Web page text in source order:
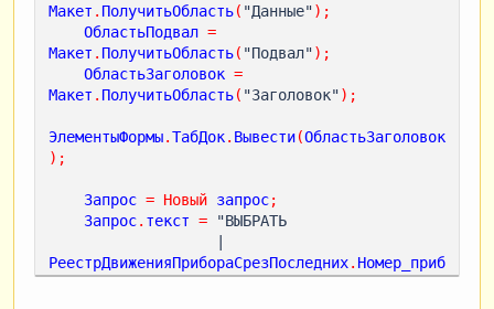
Макет . ПолучитьОбласть( "Данные");
ОбластьПодвал =
Макет . ПолучитьОбласть( "Подвал");
ОбластьЗаголовок =
Макет . ПолучитьОбласть( "Заголовок");
ЭлементыФормы.ТабДок. Вывести(ОбластьЗаголовок
);
Запрос = Новый запрос;
Запрос. текст = "ВЫБРАТЬ
РеестрДвиженияПрибораСрезПоследних. Номер_приб